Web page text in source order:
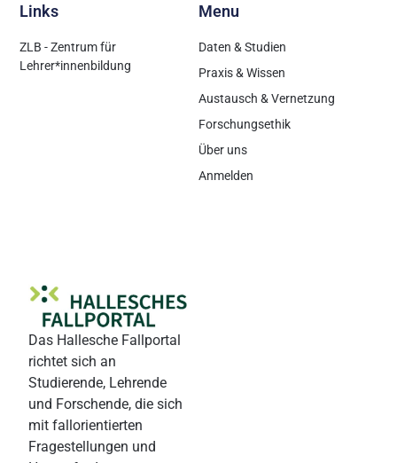
Das Hallesche Fallportal
richtet sich an
Studierende, Lehrende
und Forschende, die sich
mit fallorientierten
Fragestellungen und
Menu
Daten & Studien
Praxis & Wissen
Austausch & Vernetzung
Forschungsethik
Über uns
Anmelden
Links
ZLB - Zentrum für
Lehrer*innenbildung